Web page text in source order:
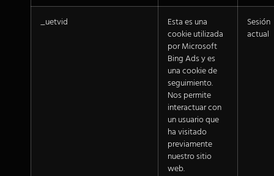
_uetvid
Esta es una
cookie utilizada
por Microsoft
Bing Ads y es
una cookie de
seguimiento.
Nos permite
interactuar con
un usuario que
ha visitado
previamente
nuestro sitio
web.
Sesión
actual